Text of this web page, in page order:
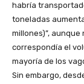
habría
toneladas
millones)”,
correspondía el
mayoría de los
Sin embargo,